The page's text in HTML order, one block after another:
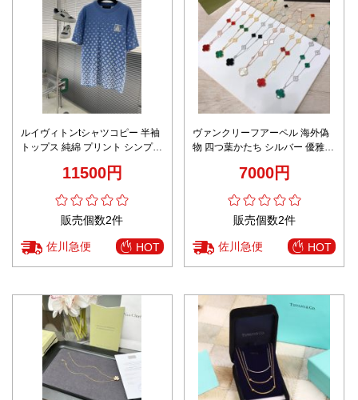
ルイヴィトンtシャツコピー 半袖
トップス 純綿 プリント シンプル
11500円
販売個数2件
佐川急便 HOT
ヴァンクリーフアーペル 海外偽
物 四つ葉かたち シルバー 優雅
7000円
販売個数2件
佐川急便 HOT